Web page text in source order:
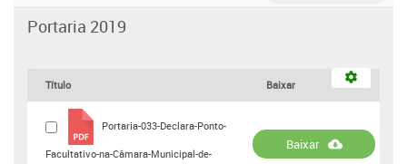
Portaria 2019
Título Baixar
Portaria-033-Declara-Ponto-
Facultativo-na-Câmara-Municipal-de-
Baixar